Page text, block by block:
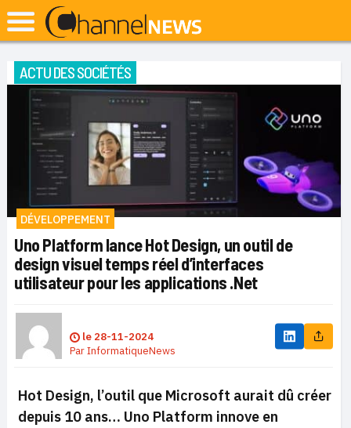
ACTU DES SOCIÉTÉS
DÉVELOPPEMENT
Uno Platform lance Hot Design, un outil de
design visuel temps réel d’interfaces
utilisateur pour les applications .Net
le 28-11-2024
ParInformatiqueNews
Hot Design, l’outil que Microsoft aurait dû créer
depuis 10 ans… Uno Platform innove en